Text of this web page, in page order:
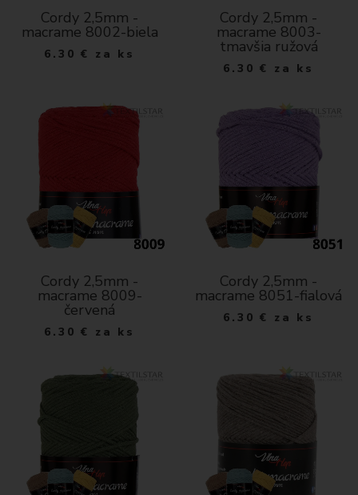
Cordy 2,5mm -
macrame 8002-biela
6.30 € za ks
Cordy 2,5mm -
macrame 8003-
tmavšia ružová
6.30 € za ks
Cordy 2,5mm -
macrame 8009-
červená
6.30 € za ks
Cordy 2,5mm -
macrame 8051-fialová
6.30 € za ks